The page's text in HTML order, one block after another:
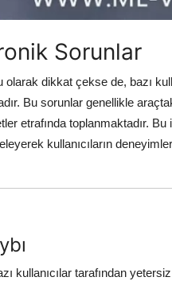
Sorunlar
dikkat çekse de, bazı
Bu sorunlar genellikle
etrafında toplanmaktadır. Bu
kullanıcıların
kullanıcılar tarafından